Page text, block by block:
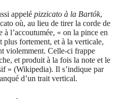
appelé pizzicato à la Bartók,
où, au lieu de tirer la corde de
à l’accoutumée, « on la pince en
plus fortement, et à la verticale,
violemment. Celle-ci frappe
et produit à la fois la note et le
» (Wikipedia). Il s’indique par
d’un trait vertical.